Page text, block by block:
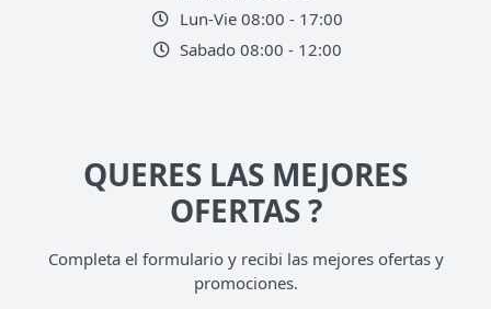
Lun-Vie 08:00 - 17:00
Sabado 08:00 - 12:00
QUERES LAS MEJORES
OFERTAS ?
Completa el formulario y recibi las mejores ofertas y
promociones.